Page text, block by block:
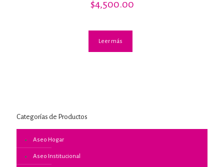
con
$4,500.00
Leer más
Categorías de Productos
Aseo Hogar
Aseo Institucional